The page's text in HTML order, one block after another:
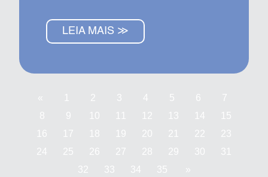
LEIA MAIS ≫
« 1 2 3 4 5 6
7
8
9 10 11 12 13 14
15
16
17 18 19 20 21 22
23
24
25 26 27 28 29 30
31
32
33 34 35 »